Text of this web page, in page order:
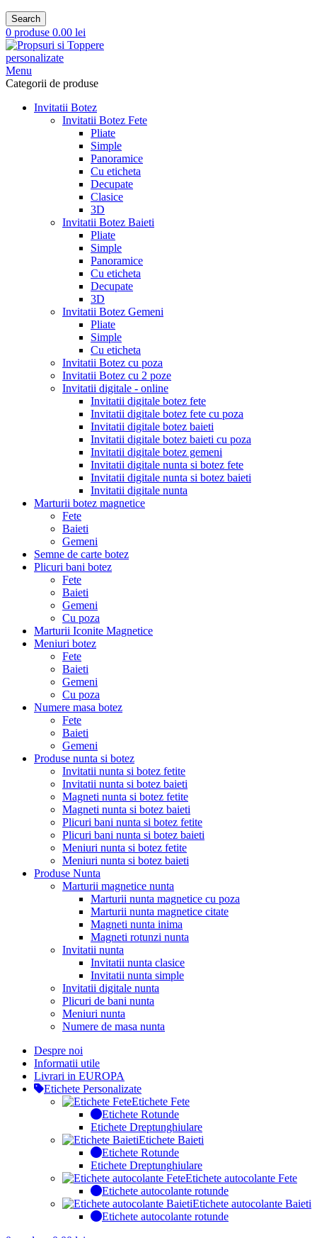
Search
0 produse 0.00 lei
Menu
Categorii de produse
Invitatii Botez
Invitatii Botez Fete
Pliate
Simple
Panoramice
Cu eticheta
Decupate
Clasice
3D
Invitatii Botez Baieti
Pliate
Simple
Panoramice
Cu eticheta
Decupate
3D
Invitatii Botez Gemeni
Pliate
Simple
Cu eticheta
Invitatii Botez cu poza
Invitatii Botez cu 2 poze
Invitatii digitale - online
Invitatii digitale botez fete
Invitatii digitale botez fete cu poza
Invitatii digitale botez baieti
Invitatii digitale botez baieti cu poza
Invitatii digitale botez gemeni
Invitatii digitale nunta si botez fete
Invitatii digitale nunta si botez baieti
Invitatii digitale nunta
Marturii botez magnetice
Fete
Baieti
Gemeni
Semne de carte botez
Plicuri bani botez
Fete
Baieti
Gemeni
Cu poza
Marturii Iconite Magnetice
Meniuri botez
Fete
Baieti
Gemeni
Cu poza
Numere masa botez
Fete
Baieti
Gemeni
Produse nunta si botez
Invitatii nunta si botez fetite
Invitatii nunta si botez baieti
Magneti nunta si botez fetite
Magneti nunta si botez baieti
Plicuri bani nunta si botez fetite
Plicuri bani nunta si botez baieti
Meniuri nunta si botez fetite
Meniuri nunta si botez baieti
Produse Nunta
Marturii magnetice nunta
Marturii nunta magnetice cu poza
Marturii nunta magnetice citate
Magneti nunta inima
Magneti rotunzi nunta
Invitatii nunta
Invitatii nunta clasice
Invitatii nunta simple
Invitatii digitale nunta
Plicuri de bani nunta
Meniuri nunta
Numere de masa nunta
Despre noi
Informatii utile
Livrari in EUROPA
Etichete Personalizate
Etichete Fete
Etichete Rotunde
Etichete Dreptunghiulare
Etichete Baieti
Etichete Rotunde
Etichete Dreptunghiulare
Etichete autocolante Fete
Etichete autocolante rotunde
Etichete autocolante Baieti
Etichete autocolante rotunde